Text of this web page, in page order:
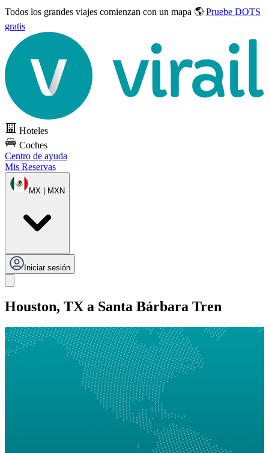
Todos los grandes viajes comienzan con un mapa 🌎 Pruebe DOTS
gratis
Hoteles
Coches
Centro de ayuda
Mis Reservas
MX | MXN
Iniciar sesión
Houston, TX a Santa Bárbara Tren